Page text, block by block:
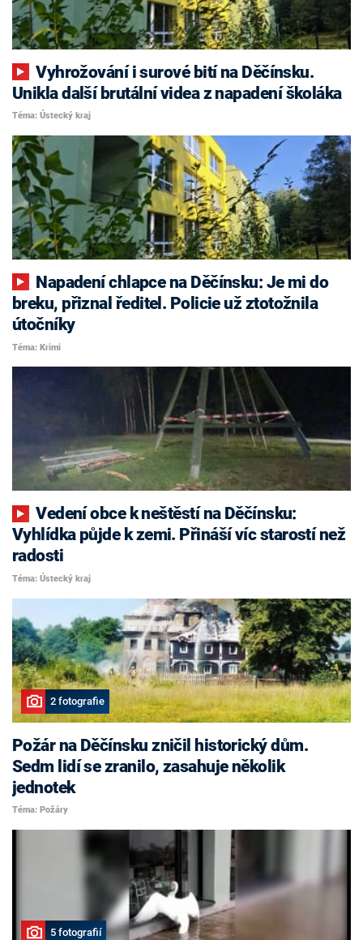
Vyhrožování i surové bití na Děčínsku.
Unikla další brutální videa z napadení školáka
Téma: Ústecký kraj
breku, přiznal ředitel. Policie už ztotožnila
útočníky
Téma: Krimi
Vedení obce k neštěstí na Děčínsku:
Vyhlídka půjde k zemi. Přináší víc starostí než
radosti
Téma: Ústecký kraj
2 fotografie
Požár na Děčínsku zničil historický dům.
Sedm lidí se zranilo, zasahuje několik
jednotek
Téma: Požáry
5 fotografií